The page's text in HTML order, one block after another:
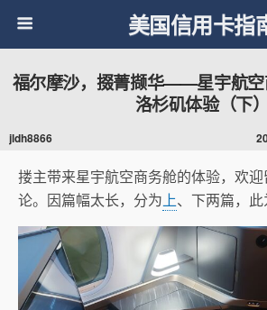
美国信用卡指
福尔摩沙，掇菁撷华——星宇航空
洛杉矶体验（下）
jldh8866
搂主带来星宇航空商务舱的体验，欢
论。因篇幅太长，分为上、下两篇，此